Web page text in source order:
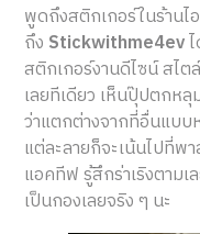
พูดถึงสติกเกอร์ในร้านไ
ถึง Stickwithme4ev
สติกเกอร์งานดีไซน์ สไ
เลยทีเดียว เห็นปุ๊ปตกหลุ
ว่าแตกต่างจากที่อื่นแบบ
แต่ละลายก็จะเน้นไปที่พ
แอคทีฟ รู้สึกร่าเริงตามเ
เป็นกองเลยจริง ๆ นะ